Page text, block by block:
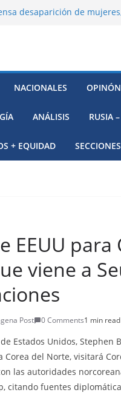
desaparición de
mineros, riesgo
a expertos de ONU la
NACIONALES OPINÓN
ANÁLISIS RUSIA
+ EQUIDAD SECCIONES
EEUU
viene a
Post 0 Comments1 min read
Estados Unidos,
del Norte, visitará
las autoridades
citando fuentes